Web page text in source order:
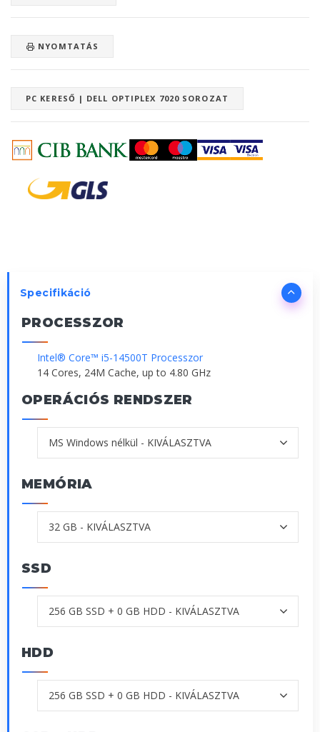
NYOMTATÁS
PC KERESŐ | DELL OPTIPLEX 7020 SOROZAT
Specifikáció
PROCESSZOR
Intel® Core™ i5-14500T Processzor
14 Cores, 24M Cache, up to 4.80 GHz
OPERÁCIÓS RENDSZER
MEMÓRIA
SSD
HDD